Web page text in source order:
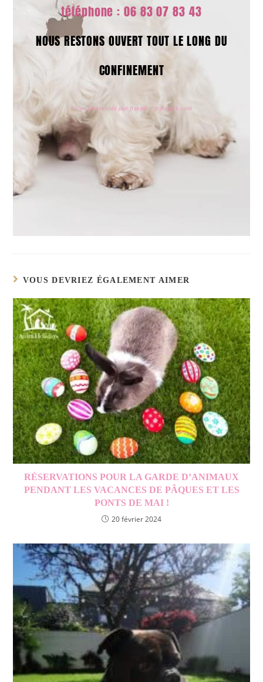
téléphone : 06 83 07 83 43
NOUS RESTONS OUVERT TOUT LE LONG DU
CONFINEMENT
Chien photo créé par freepik – fr.freepik.com
VOUS DEVRIEZ ÉGALEMENT AIMER
RÉSERVATIONS POUR LA GARDE D’ANIMAUX
PENDANT LES VACANCES DE PÂQUES ET LES
PONTS DE MAI !
20 février 2024